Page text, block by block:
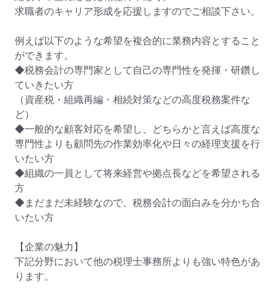
求職者のキャリア形成を応援しますのでご相談下さい。
例えば以下のような希望を複合的に業務内容とすること
ができます。
◆税務会計の専門家として自己の専門性を発揮・研鑽し
ていきたい方
（資産税・組織再編・相続対策などの高度税務案件な
ど）
◆一般的な顧客対応を希望し、どちらかと言えば高度な
専門性よりも顧問先の作業効率化や日々の経理支援を行
いたい方
◆組織の一員として将来経営や拠点長などを希望される
方
◆まだまだ未経験なので、税務会計の面白みを分かち合
いたい方
【企業の魅力】
下記分野において他の税理士事務所よりも強い特色があ
ります。